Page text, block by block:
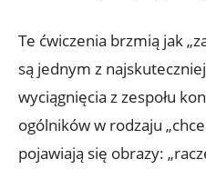
Te ćwiczenia brzmią jak
są jednym z
wyciągnięcia z zespołu
ogólników w rodzaju
pojawiają się obrazy: